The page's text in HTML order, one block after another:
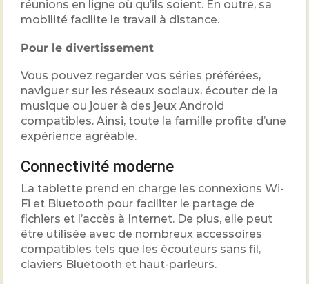
réunions en ligne où qu’ils soient. En outre, sa
mobilité facilite le travail à distance.
Pour le divertissement
Vous pouvez regarder vos séries préférées,
naviguer sur les réseaux sociaux, écouter de la
musique ou jouer à des jeux Android
compatibles. Ainsi, toute la famille profite d’une
expérience agréable.
Connectivité moderne
La tablette prend en charge les connexions Wi-
Fi et Bluetooth pour faciliter le partage de
fichiers et l’accès à Internet. De plus, elle peut
être utilisée avec de nombreux accessoires
compatibles tels que les écouteurs sans fil,
claviers Bluetooth et haut-parleurs.